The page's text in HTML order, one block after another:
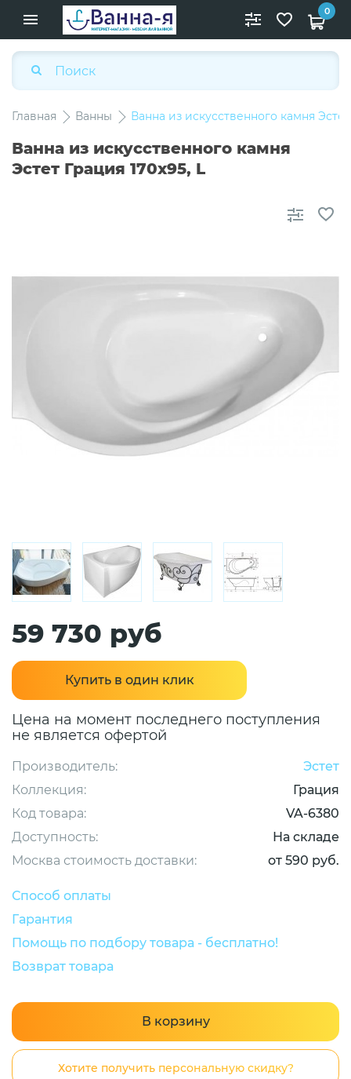
0
Главная Ванны Ванна из искусственного камня
Ванна из искусственного камня
Эстет Грация 170x95, L
59 730 руб
Купить в один клик
Цена на момент последнего поступления
не является офертой
Производитель:
Эстет
Коллекция:
Грация
Код товара:
VA-6380
Доступность:
На складе
Москва стоимость доставки:
от 590 руб.
Способ оплаты
Гарантия
Помощь по подбору товара - бесплатно!
Возврат товара
В корзину
Хотите получить персональную скидку?